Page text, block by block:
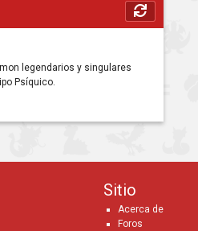
legendarios y singulares
Psíquico.
Sitio
Acerca de
Foros